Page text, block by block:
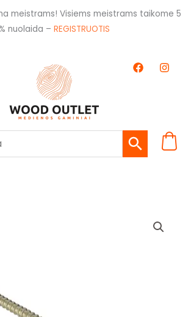
meistrams! Visiems meistrams taikome 5
% nuolaida – REGISTRUOTIS
F
a
k
I
n
a
m